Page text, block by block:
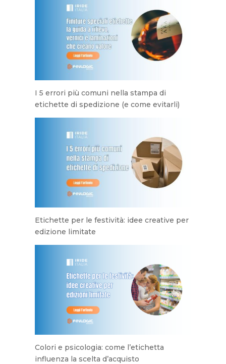
I 5 errori più comuni nella stampa di
etichette di spedizione (e come evitarli)
Etichette per le festività: idee creative per
edizione limitate
Colori e psicologia: come l’etichetta
influenza la scelta d’acquisto